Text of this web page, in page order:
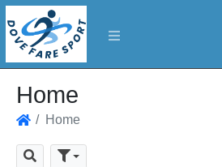
Home
Home
CercaParametri di ricerca